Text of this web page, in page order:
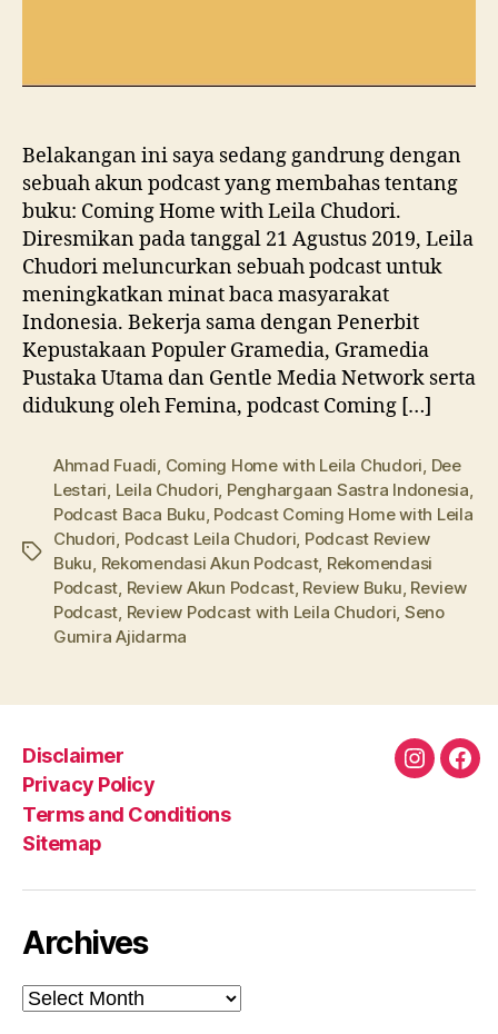
Belakangan ini saya sedang gandrung dengan
sebuah akun podcast yang membahas tentang
buku: Coming Home with Leila Chudori.
Diresmikan pada tanggal 21 Agustus 2019, Leila
Chudori meluncurkan sebuah podcast untuk
meningkatkan minat baca masyarakat
Indonesia. Bekerja sama dengan Penerbit
Kepustakaan Populer Gramedia, Gramedia
Pustaka Utama dan Gentle Media Network serta
didukung oleh Femina, podcast Coming […]
Tags
Ahmad Fuadi, Coming Home with Leila Chudori, Dee
Lestari, Leila Chudori, Penghargaan Sastra Indonesia,
Podcast Baca Buku, Podcast Coming Home with Leila
Chudori, Podcast Leila Chudori, Podcast Review
Buku, Rekomendasi Akun Podcast, Rekomendasi
Podcast, Review Akun Podcast, Review Buku, Review
Podcast, Review Podcast with Leila Chudori, Seno
Gumira Ajidarma
Disclaimer
Privacy Policy
Terms and Conditions
Sitemap
Archives
Archives